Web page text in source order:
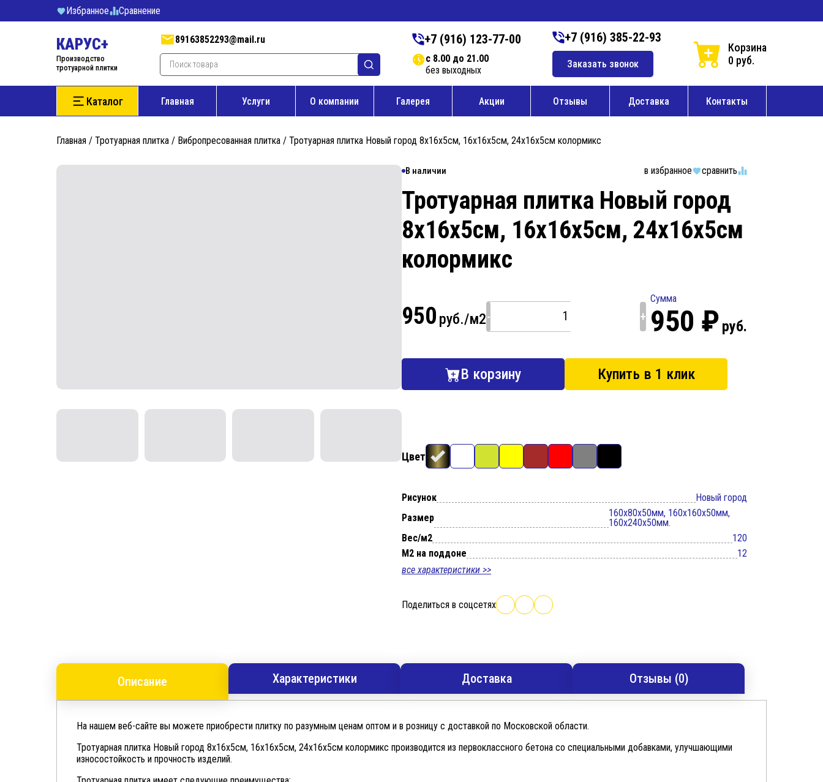
Избранное Cравнение
КАРУС+
Производство
тротуарной плитки
89163852293@mail.ru +7 (916) 123-77-00
с 8.00 до 21.00
без выходных
+7 (916) 385-22-93
Заказать звонок
Корзина
0 руб.
Каталог Главная Услуги О компании Галерея Акции Отзывы Доставка Контакты
Главная / Тротуарная плитка / Вибропресованная плитка / Тротуарная плитка Новый город 8х16х5см, 16х16х5см, 24х16х5см колормикс
В наличии в избранное сравнить
Тротуарная плитка Новый город
8х16х5см, 16х16х5см, 24х16х5см
колормикс
950 руб./м2- +
Сумма
950 ₽ руб.
В корзину Купить в 1 клик
Цвет
Рисунок
Новый город
Размер
160x80x50мм, 160x160x50мм,
160x240x50мм.
Вес/м2
120
М2 на поддоне
12
все характеристики >>
Поделиться в соцсетях
Описание Характеристики Доставка Отзывы (0)
На нашем веб-сайте вы можете приобрести плитку по разумным ценам оптом и в розницу с доставкой по Московской области.
Тротуарная плитка Новый город 8х16х5см, 16х16х5см, 24х16х5см колормикс производится из первоклассного бетона со специальными добавками, улучшающими
износостойкость и прочность изделий.